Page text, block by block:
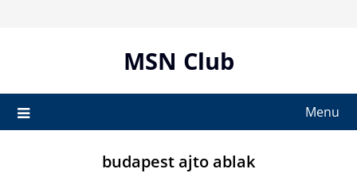
MSN Club
Menu
budapest ajto ablak